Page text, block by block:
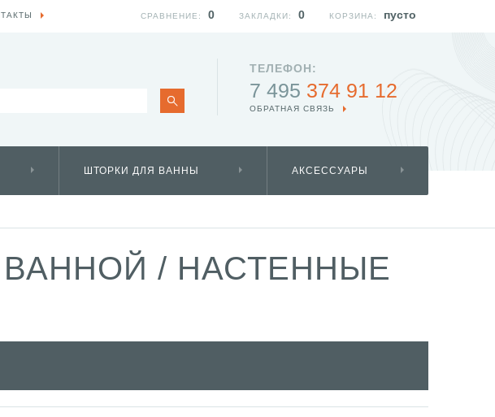
ТЕЛЕФОН:
7 495 374 91 12
ОБРАТНАЯ СВЯЗЬ
ШТОРКИ ДЛЯ ВАННЫ АКСЕССУАРЫ
/ НАСТЕННЫЕ
КОРЗИНА: пусто
ЗАКЛАДКИ: 0
СРАВНЕНИЕ: 0